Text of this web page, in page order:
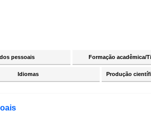
pessoais Formação acadêmica/
Idiomas Produção